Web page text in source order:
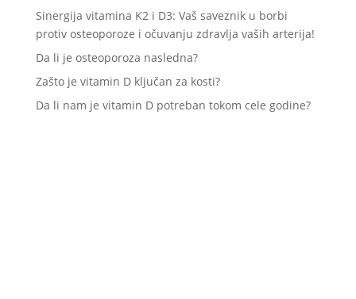
Sinergija vitamina K2 i D3: Vaš saveznik u borbi
protiv osteoporoze i očuvanju zdravlja vaših arterija!
Da li je osteoporoza nasledna?
Zašto je vitamin D ključan za kosti?
Da li nam je vitamin D potreban tokom cele godine?